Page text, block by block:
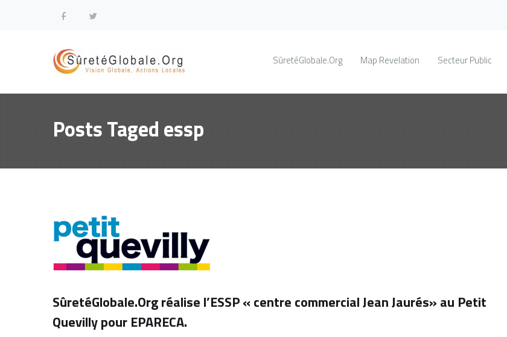
SûretéGlobale.Org Map Revelation Secteur Public
Posts Taged essp
SûretéGlobale.Org réalise l’ESSP « centre commercial Jean Jaurés» au Petit
Quevilly pour EPARECA.